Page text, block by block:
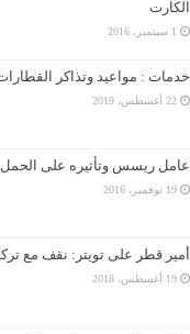
الكارت
1 سبتمبر، 2016
خدمات : مواعيد وتذاكر
22 أغسطس، 2019
عامل ريسس وتأثيره على الحمل
19 نوفمبر، 2016
أمير قطر على تويتر: نقف مع
19 أغسطس، 2018